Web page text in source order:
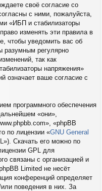
своё согласие со
с ними, пожалуйста,
«ИБП и стабилизаторы
изменять эти правила в
чтобы уведомить вас об
разумным регулярно
так как
напряжения»
означает ваше согласие с
программного обеспечения
«они»,
«phpBB
по лицензии «GNU General
Скачать его можно по
GPL для
связаны с организацией и
Limited не несёт
конференций определяет
поведения в них. За